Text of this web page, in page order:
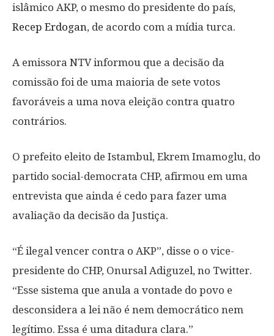
islâmico AKP, o mesmo do presidente do país,
Recep Erdogan, de acordo com a mídia turca.
A emissora NTV informou que a decisão da
comissão foi de uma maioria de sete votos
favoráveis a uma nova eleição contra quatro
contrários.
O prefeito eleito de Istambul, Ekrem Imamoglu, do
partido social-democrata CHP, afirmou em uma
entrevista que ainda é cedo para fazer uma
avaliação da decisão da Justiça.
“É ilegal vencer contra o AKP”, disse o o vice-
presidente do CHP, Onursal Adiguzel, no Twitter.
“Esse sistema que anula a vontade do povo e
desconsidera a lei não é nem democrático nem
legítimo. Essa é uma ditadura clara.”